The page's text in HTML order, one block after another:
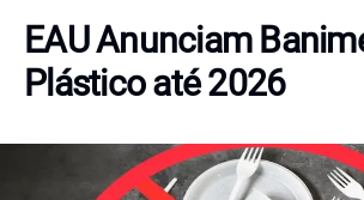
EAU Anunciam
Plástico até 2026